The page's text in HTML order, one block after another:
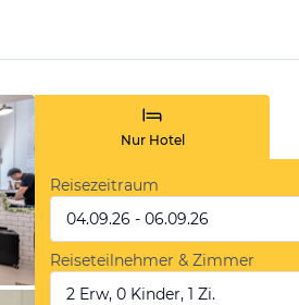
Nur Hotel
Reisezeitraum
04.09.26 - 06.09.26
Reiseteilnehmer & Zimmer
2 Erw, 0 Kinder, 1 Zi.